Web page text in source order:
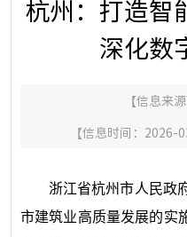
杭州：打造智
深化数
【信息来源
【信息时间：2026-
浙江省杭州市人民政
市建筑业高质量发展的实